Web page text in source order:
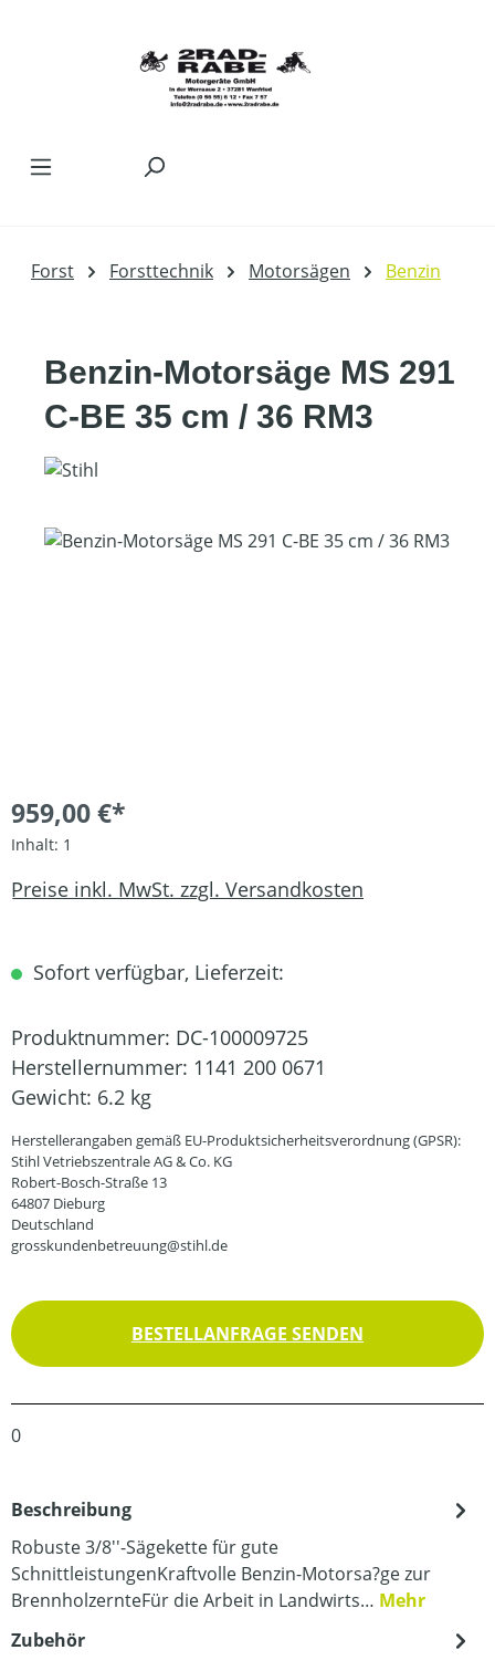
Forst Forsttechnik Motorsägen Benzin
Benzin-Motorsäge MS 291
C-BE 35 cm / 36 RM3
Bildergalerie überspringen
959,00 €*
Inhalt: 1
Preise inkl. MwSt. zzgl. Versandkosten
Sofort verfügbar, Lieferzeit:
Produktnummer: DC-100009725
Herstellernummer: 1141 200 0671
Gewicht: 6.2 kg
Herstellerangaben gemäß EU-Produktsicherheitsverordnung (GPSR):
Stihl Vetriebszentrale AG & Co. KG
Robert-Bosch-Straße 13
64807 Dieburg
Deutschland
grosskundenbetreuung@stihl.de
BESTELLANFRAGE SENDEN
0
Beschreibung
Robuste 3/8''-Sägekette für gute
SchnittleistungenKraftvolle Benzin-Motorsa?ge zur
BrennholzernteFür die Arbeit in Landwirts… Mehr
Zubehör